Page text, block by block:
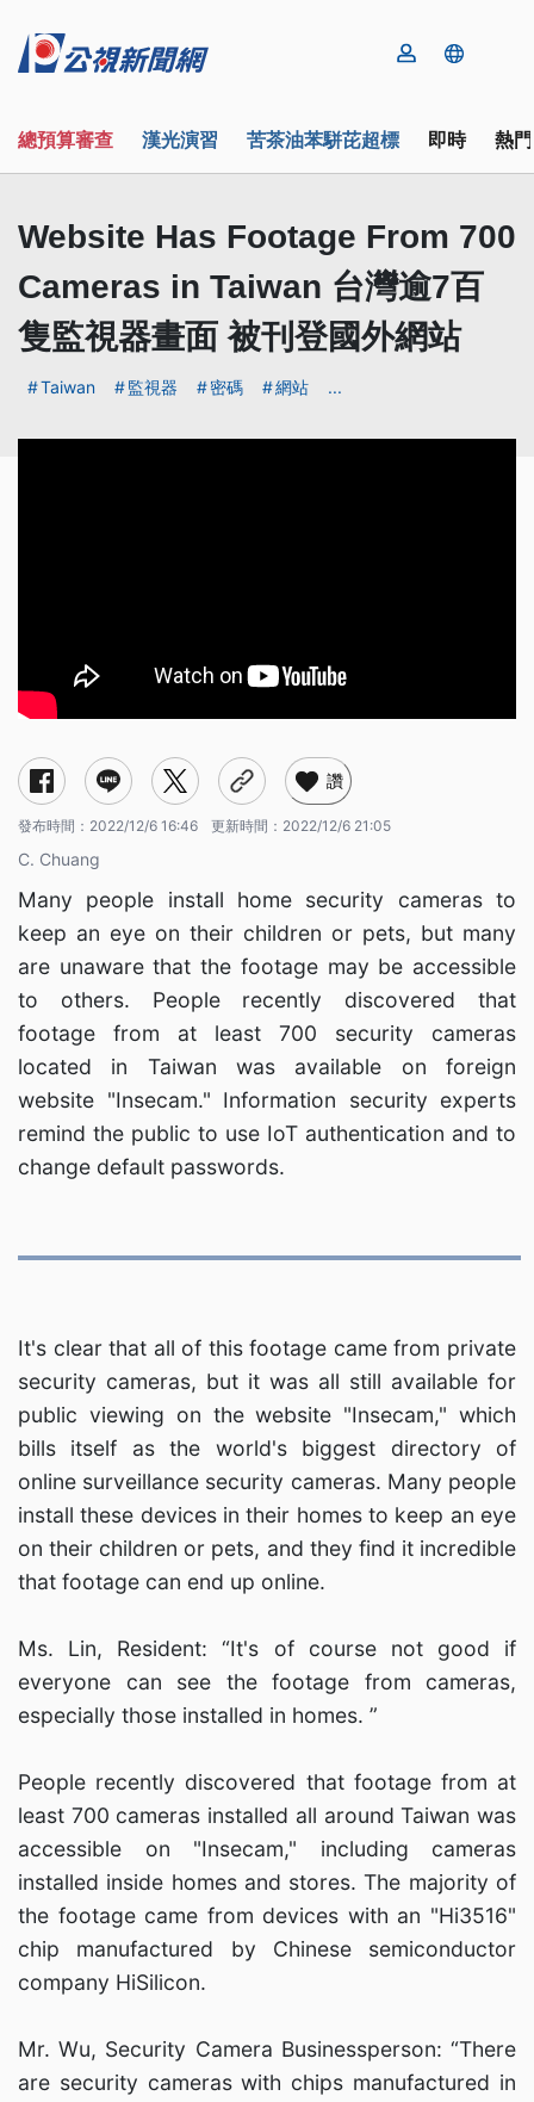
總預算審查 漢光演習 苦茶油苯駢芘超標 即時 熱
Website Has Footage From 700
Cameras in Taiwan 台灣逾7百
隻監視器畫面 被刊登國外網站
Taiwan 監視器 密碼 網站 ...
讚
發布時間： 2022/12/6 16:46 更新時間： 2022/12/6 21:05
C. Chuang
Many people install home security cameras to
keep an eye on their children or pets, but many
are unaware that the footage may be accessible
to others. People recently discovered that
footage from at least 700 security cameras
located in Taiwan was available on foreign
website "Insecam." Information security experts
remind the public to use IoT authentication and to
change default passwords.
It's clear that all of this footage came from private
security cameras, but it was all still available for
public viewing on the website "Insecam," which
bills itself as the world's biggest directory of
online surveillance security cameras. Many people
install these devices in their homes to keep an eye
on their children or pets, and they find it incredible
that footage can end up online.
Ms. Lin, Resident: “It's of course not good if
everyone can see the footage from cameras,
especially those installed in homes. ”
People recently discovered that footage from at
least 700 cameras installed all around Taiwan was
accessible on "Insecam," including cameras
installed inside homes and stores. The majority of
the footage came from devices with an "Hi3516"
chip manufactured by Chinese semiconductor
company HiSilicon.
Mr. Wu, Security Camera Businessperson: “There
are security cameras with chips manufactured in